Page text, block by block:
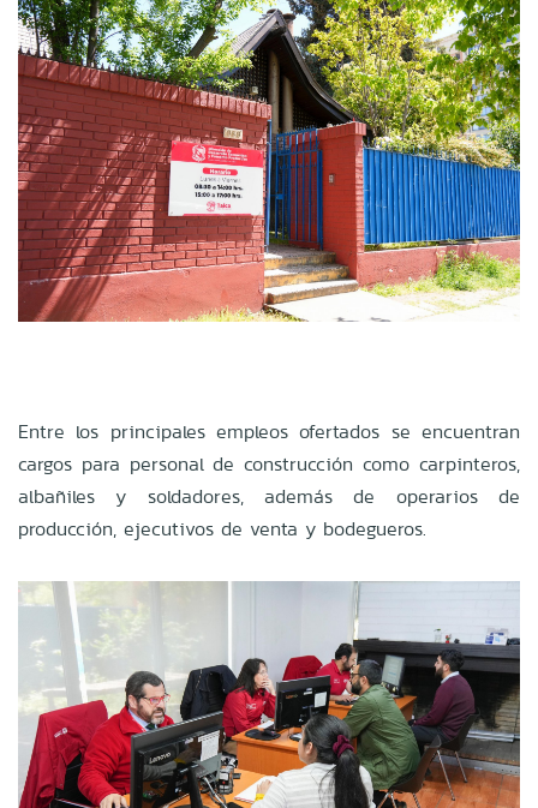
Entre los principales empleos ofertados se encuentran
cargos para personal de construcción como carpinteros,
albañiles y soldadores, además de operarios de
producción, ejecutivos de venta y bodegueros.